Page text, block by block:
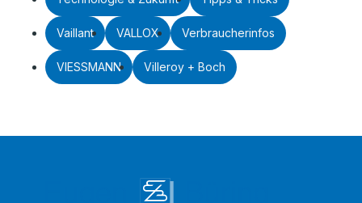
Vaillant VALLOX Verbraucherinfos
VIESSMANN Villeroy + Boch